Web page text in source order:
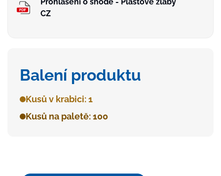
CZ
Balení produktu
Kusů v krabici: 1
Kusů na paletě: 100